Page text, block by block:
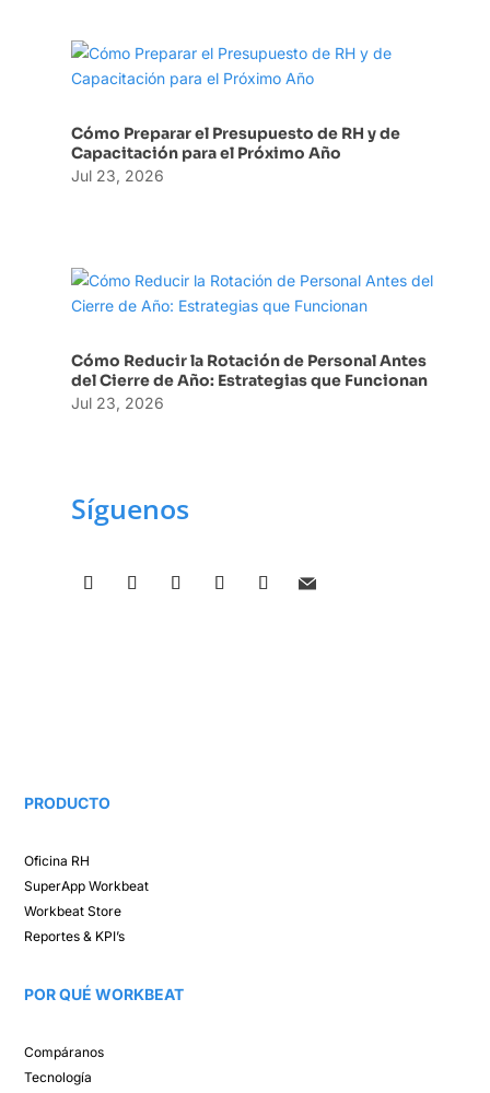
Cómo Preparar el Presupuesto de RH y de
Capacitación para el Próximo Año
Jul 23, 2026
Cómo Reducir la Rotación de Personal Antes
del Cierre de Año: Estrategias que Funcionan
Jul 23, 2026
Síguenos
PRODUCTO
Oficina RH​
SuperAppWorkbeat
Workbeat Store​
Reportes & KPI’s​
POR QUÉ WORKBEAT​
Compáranos ​
Tecnología​